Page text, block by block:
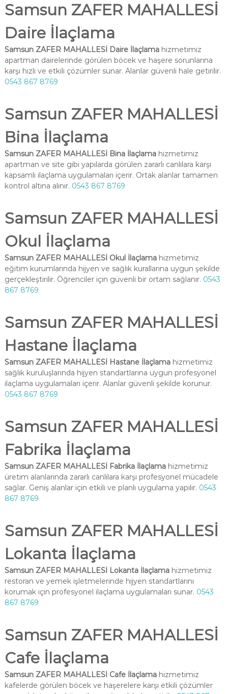
Samsun ZAFER MAHALLESİ
Daire İlaçlama
Samsun ZAFER MAHALLESİ Daire İlaçlamahizmetimiz
apartman dairelerinde görülen böcek ve haşere sorunlarına
karşı hızlı ve etkili çözümler sunar. Alanlar güvenli hale getirilir.
0543 867 8769
Samsun ZAFER MAHALLESİ
Bina İlaçlama
Samsun ZAFER MAHALLESİ Bina İlaçlamahizmetimiz
apartman ve site gibi yapılarda görülen zararlı canlılara karşı
kapsamlı ilaçlama uygulamaları içerir. Ortak alanlar tamamen
kontrol altına alınır. 0543 867 8769
Samsun ZAFER MAHALLESİ
Okul İlaçlama
Samsun ZAFER MAHALLESİ Okul İlaçlamahizmetimiz
eğitim kurumlarında hijyen ve sağlık kurallarına uygun şekilde
gerçekleştirilir. Öğrenciler için güvenli bir ortam sağlanır. 0543
867 8769
Samsun ZAFER MAHALLESİ
Hastane İlaçlama
Samsun ZAFER MAHALLESİ Hastane İlaçlamahizmetimiz
sağlık kuruluşlarında hijyen standartlarına uygun profesyonel
ilaçlama uygulamaları içerir. Alanlar güvenli şekilde korunur.
0543 867 8769
Samsun ZAFER MAHALLESİ
Fabrika İlaçlama
Samsun ZAFER MAHALLESİ Fabrika İlaçlamahizmetimiz
üretim alanlarında zararlı canlılara karşı profesyonel mücadele
sağlar. Geniş alanlar için etkili ve planlı uygulama yapılır. 0543
867 8769
Samsun ZAFER MAHALLESİ
Lokanta İlaçlama
Samsun ZAFER MAHALLESİ Lokanta İlaçlamahizmetimiz
restoran ve yemek işletmelerinde hijyen standartlarını
korumak için profesyonel ilaçlama uygulamaları sunar. 0543
867 8769
Samsun ZAFER MAHALLESİ
Cafe İlaçlama
Samsun ZAFER MAHALLESİ Cafe İlaçlamahizmetimiz
kafelerde görülen böcek ve haşerelere karşı etkili çözümler